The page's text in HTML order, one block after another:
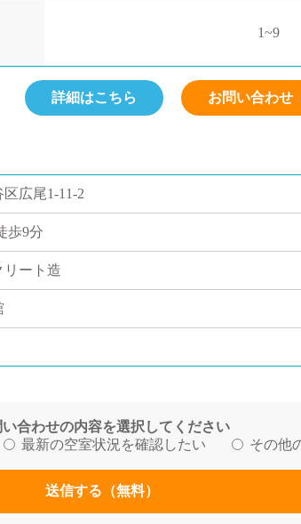
1~9
詳細はこちら お問い合わせ
広尾1-11-2
歩9分
リート造
い合わせの内容を選択してください
最新の空室状況を確認したい その他
送信する（無料）